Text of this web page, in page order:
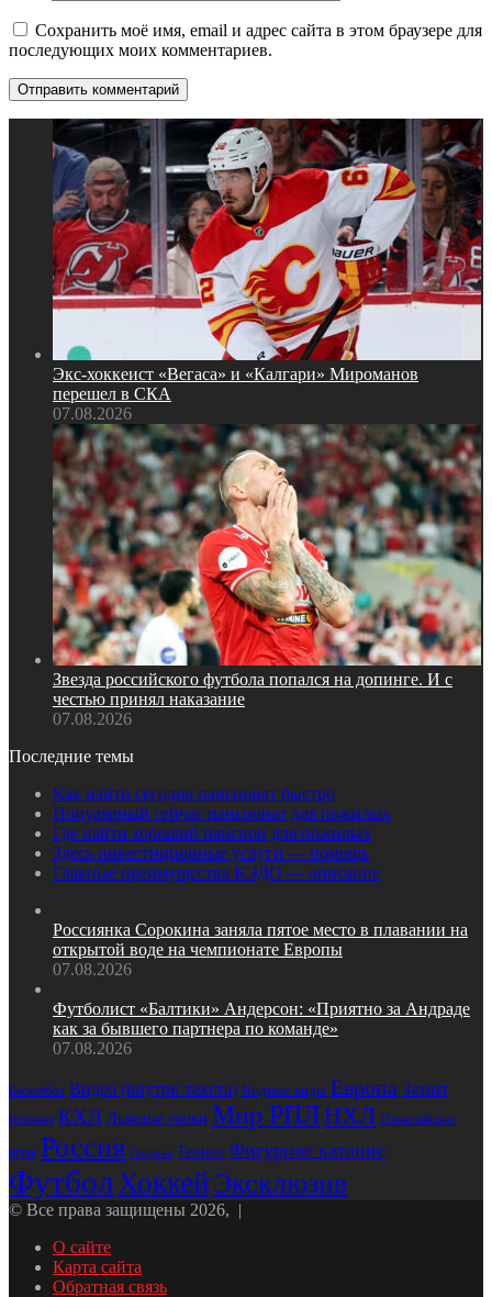
Сохранить моё имя, email и адрес сайта в этом браузере для
последующих моих комментариев.
Экс‑хоккеист «Вегаса» и «Калгари» Мироманов
перешел в СКА
07.08.2026
Звезда российского футбола попался на допинге. И с
честью принял наказание
07.08.2026
Последние темы
Как найти сегодня пансионат быстро
Популярный сейчас пансионат для пожилых
Где найти хороший пансион для пожилых
Здесь инвестиционные услуги — помощь
Главные преимущества КЭДО — описание
Россиянка Сорокина заняла пятое место в плавании на
открытой воде на чемпионате Европы
07.08.2026
Футболист «Балтики» Андерсон: «Приятно за Андраде
как за бывшего партнера по команде»
07.08.2026
Баскетбол Видео (внутри текста) Водные виды Европа Зенит
Испания КХЛ Лыжные гонки Мир РПЛНХЛ Олимпийские
игры Россия Спартак Теннис Фигурное катание
ФутболХоккейЭксклюзив
© Все права защищены 2026, |
О сайте
Карта сайта
Обратная связь